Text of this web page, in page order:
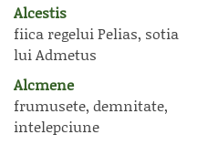
Alcestis
fiica regelui Pelias, sotia
lui Admetus
Alcmene
frumusete, demnitate,
intelepciune